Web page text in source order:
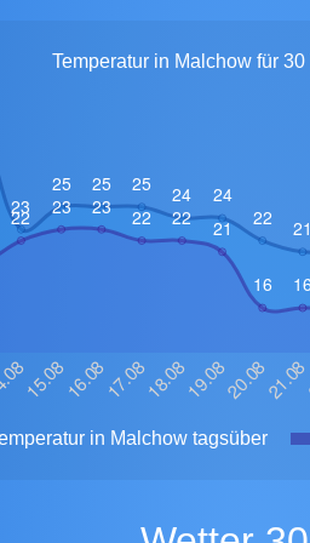
Temperatur in Malchow für
in Malchow tagsüber